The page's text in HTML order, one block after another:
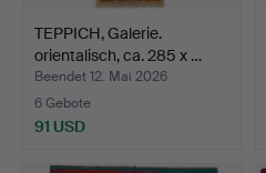
TEPPICH, Galerie.
orientalisch, ca. 285 x …
Beendet 12. Mai 2026
6 Gebote
91 USD